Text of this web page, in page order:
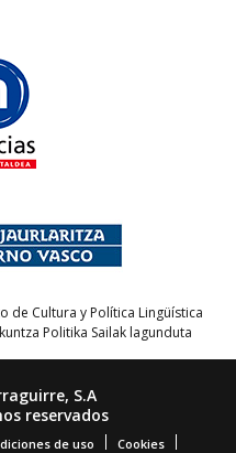
de Cultura y Política Lingüística
Politika Sailak lagunduta
S.A
reservados
de uso Cookies